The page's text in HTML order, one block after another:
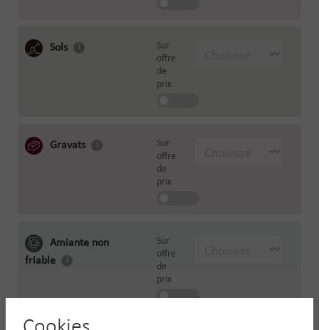
Sols
Sur
offre
de
prix
Gravats
Sur
offre
de
prix
Amiante non
friable
Sur
offre
de
prix